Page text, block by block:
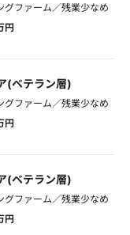
グファーム／残業少なめ
円
(ベテラン層)
グファーム／残業少なめ
円
(ベテラン層)
グファーム／残業少なめ
円